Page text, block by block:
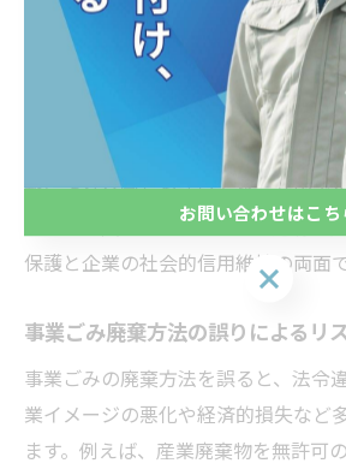
は罰金刑が科されるケースもあります
実際の罰則事例として、事業所から
庭のごみ収集に無断で混入させたこ
金が課されたケースがあります。こ
報により発覚しやすいため、社内で
上が不可欠です。事業ごみの適切な
保護と企業の社会的信用維持の両面
事業ごみ廃棄方法の誤りによるリ
事業ごみの廃棄方法を誤ると、法令
業イメージの悪化や経済的損失など
ます。例えば、産業廃棄物を無許可
お問い合わせはこち
お問い合わせはこち